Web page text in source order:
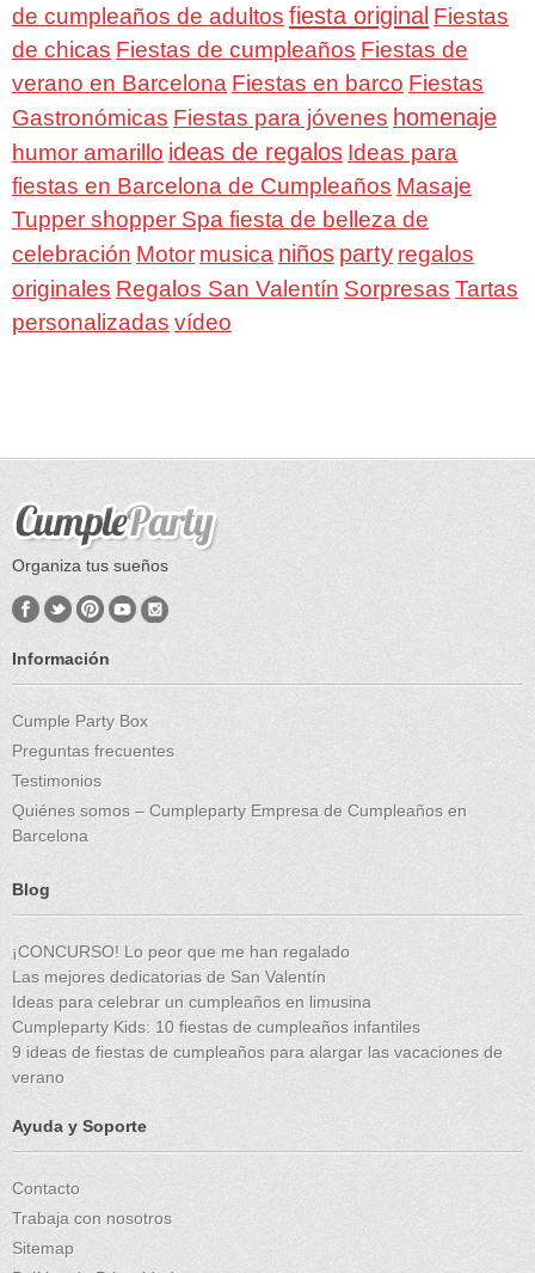
de cumpleaños de adultos fiesta original Fiestas
de chicas Fiestas de cumpleaños Fiestas de
verano en Barcelona Fiestas en barco Fiestas
Gastronómicas Fiestas para jóvenes homenaje
humor amarillo ideas de regalos Ideas para
fiestas en Barcelona de Cumpleaños Masaje
Tupper shopper Spa fiesta de belleza de
celebración Motor musica niños party regalos
originales Regalos San Valentín Sorpresas Tartas
personalizadas vídeo
Organiza tus sueños
Información
Cumple Party Box
Preguntas frecuentes
Testimonios
Quiénes somos – Cumpleparty Empresa de Cumpleaños en
Barcelona
Blog
¡CONCURSO! Lo peor que me han regalado
Las mejores dedicatorias de San Valentín
Ideas para celebrar un cumpleaños en limusina
Cumpleparty Kids: 10 fiestas de cumpleaños infantiles
9 ideas de fiestas de cumpleaños para alargar las vacaciones de
verano
Ayuda y Soporte
Contacto
Trabaja con nosotros
Sitemap